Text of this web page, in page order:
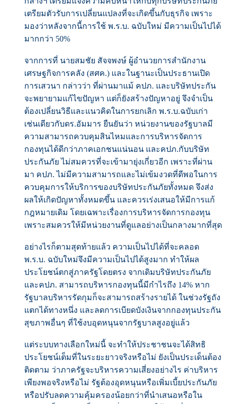
เตรียมตัวรับการเปลี่ยนแปลงที่จะเกิดขึ้นกับธุรกิจ เพราะ
มองว่าหลังจากนี้การใช้ พ.ร.บ. ฉบับใหม่ มีความเป็นไปได้
มากกว่า 50%
จากการที่ นายสมชัย สัจจพงษ์ ผู้อำนวยการสำนักงาน
เศรษฐกิจการคลัง (สศค.) และในฐานะเป็นประธานเปิด
การเสวนา กล่าวว่า ที่ผ่านมาแม้ คปภ. และบริษัทประกัน
จะพยายามแก้ไขปัญหา แต่ก็ยังสร้างปัญหาอยู่ จึงจำเป็น
ต้องเปลี่ยนวิธีและแนวคิดในการยกเลิก พ.ร.บ.ฉบับเก่า
เช่นเดียวกับดร.อัมมาร ยืนยันว่า หน่วยงานของรัฐบาลมี
ความสามารถควบคุมสินไหมและการบริหารจัดการ
กองทุนได้ดีกว่าภาคเอกชนแน่นอน และคปภ.กับบริษัท
ประกันภัย ไม่สมควรที่จะเข้ามายุ่งเกี่ยวอีก เพราะที่ผ่าน
มา คปภ. ไม่มีความสามารถและไม่เข้มงวดที่ดีพอในการ
ควบคุมการให้บริการของบริษัทประกันภัยทั้งหมด จึงส่ง
ผลให้เกิดปัญหาทั้งหมดขึ้น และควรเร่งเสนอให้มีการแก้
กฎหมายเดิม โดยเฉพาะเรื่องการบริหารจัดการกองทุน
เพราะสมควรให้มีหน่วยงานที่ดูแลอย่างเป็นกลางมากที่สุด
อย่างไรก็ตามสุดท้ายแล้ว ความเป็นไปได้ที่จะคลอด
พ.ร.บ. ฉบับใหม่จึงมีความเป็นไปได้สูงมาก ทำให้ผล
ประโยชน์ตกสู่ภาครัฐโดยตรง จากเดิมบริษัทประกันภัย
และคปภ. สามารถบริหารกองทุนนี้มีกำไรถึง 14% หาก
รัฐบาลบริหารรัดกุมก็จะสามารถสร้างรายได้ ในช่วงรัฐถัง
แตกได้ทางหนึ่ง และลดการเบียดบังเงินจากกองทุนประกัน
สุขภาพอื่นๆ ที่ใช้งบอุดหนุนจากรัฐบาลสูงอยู่แล้ว
แต่ระบบทางเลือกใหม่นี้ จะทำให้ประชาชนจะได้สิทธิ
ประโยชน์เต็มที่ในระยะยาวจริงหรือไม่ ยังเป็นประเด็นต้อง
ติดตาม ว่าภาครัฐจะบริหารความเสี่ยงอย่างไร ค่าบริหาร
เพียงพอจริงหรือไม่ รัฐต้องอุดหนุนหรือเพิ่มเบี้ยประกันภัย
หรือปรับลดความคุ้มครองน้อยกว่าที่นำเสนอหรือใน